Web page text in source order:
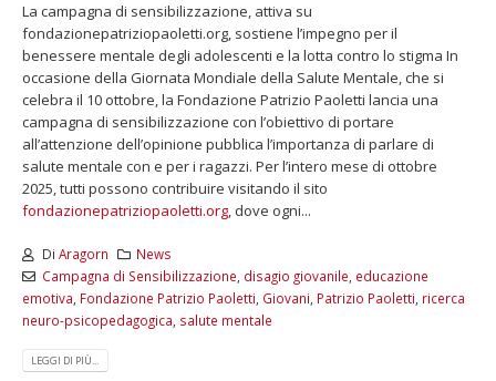
La campagna di sensibilizzazione, attiva su
fondazionepatriziopaoletti.org, sostiene l’impegno per il
benessere mentale degli adolescenti e la lotta contro lo stigma In
occasione della Giornata Mondiale della Salute Mentale, che si
celebra il 10 ottobre, la Fondazione Patrizio Paoletti lancia una
campagna di sensibilizzazione con l’obiettivo di portare
all’attenzione dell’opinione pubblica l’importanza di parlare di
salute mentale con e per i ragazzi. Per l’intero mese di ottobre
2025, tutti possono contribuire visitando il sito
fondazionepatriziopaoletti.org, dove ogni...
Di Aragorn
News
Campagna di Sensibilizzazione disagio giovanile educazione
emotiva Fondazione Patrizio Paoletti Giovani Patrizio Paoletti ricerca
neuro-psicopedagogica salute mentale
LEGGI DI PIÙ...